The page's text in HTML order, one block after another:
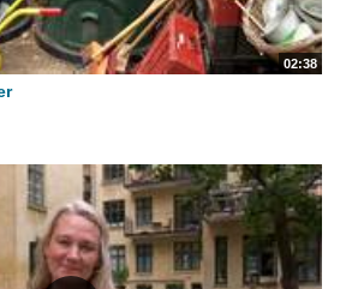
02:38